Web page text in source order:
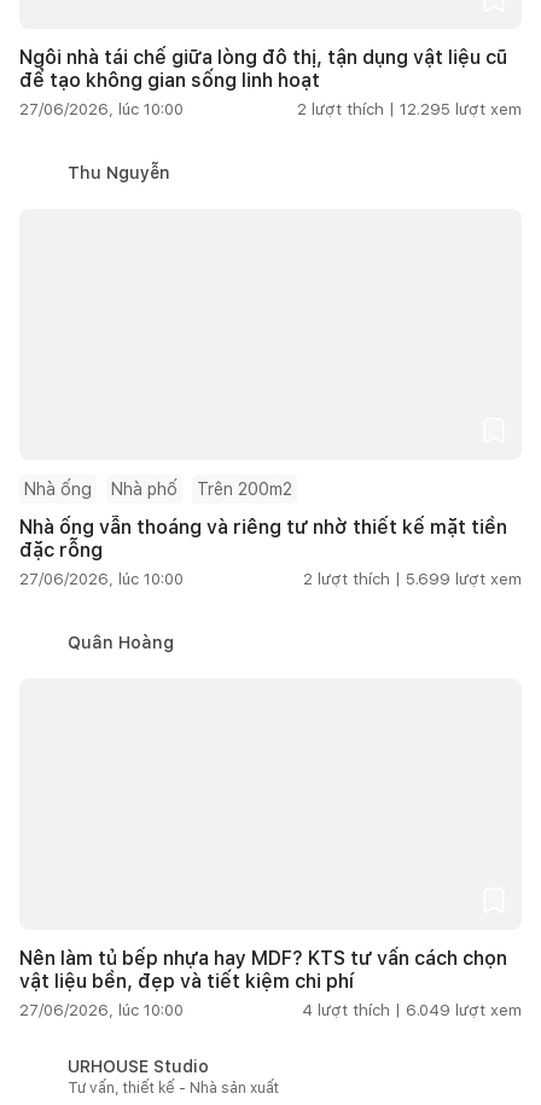
Ngôi nhà tái chế giữa lòng đô thị, tận dụng vật liệu cũ
để tạo không gian sống linh hoạt
27/06/2026, lúc 10:00 2 lượt thích | 12.295 lượt xem
Thu Nguyễn
Nhà ống Nhà phố Trên 200m2
Nhà ống vẫn thoáng và riêng tư nhờ thiết kế mặt tiền
đặc rỗng
27/06/2026, lúc 10:00 2 lượt thích | 5.699 lượt xem
Quân Hoàng
Nên làm tủ bếp nhựa hay MDF? KTS tư vấn cách chọn
vật liệu bền, đẹp và tiết kiệm chi phí
27/06/2026, lúc 10:00 4 lượt thích | 6.049 lượt xem
URHOUSE Studio
Tư vấn, thiết kế - Nhà sản xuất